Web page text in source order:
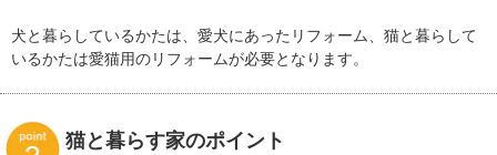
犬と暮らしているかたは、愛犬にあったリフォーム、猫と暮らして
いるかたは愛猫用のリフォームが必要となります。
猫と暮らす家のポイント